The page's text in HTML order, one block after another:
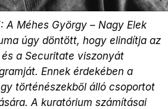
A Méhes György – Nagy Elek
úgy döntött, hogy elindítja az
a Securitate viszonyát
Ennek érdekében a
történészekből álló csoportot
A kuratórium számításai